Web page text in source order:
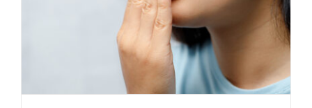
Šta sve treba učiniti da dobijete svež dah?
Saveti